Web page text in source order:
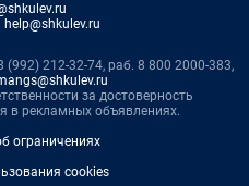
help@shkulev.ru
212-32-74, раб. 8 800 2000-383,
за достоверность
в рекламных объявлениях.
ограничениях
cookies